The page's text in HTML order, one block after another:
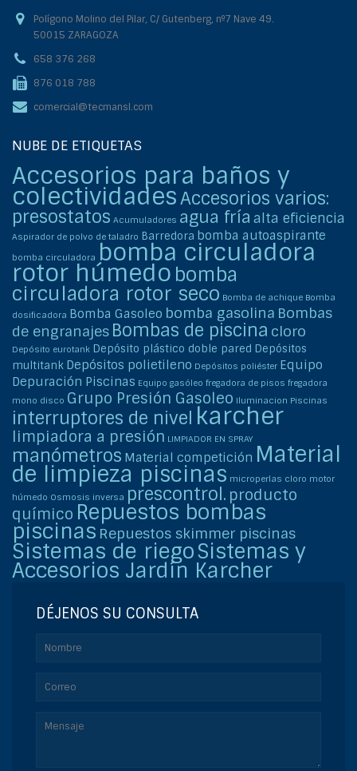
Polígono Molino del Pilar, C/ Gutenberg, nº7 Nave 49.
50015 ZARAGOZA
658 376 268
876 018 788
comercial@tecmansl.com
NUBE DE ETIQUETAS
Accesorios para baños y
colectividadesAccesorios varios:
presostatos Acumuladores agua fría alta eficiencia
Aspirador de polvo de taladro Barredora bomba autoaspirante
bomba circuladora bomba circuladora
rotor húmedo bomba
circuladora rotor seco Bomba de achique Bomba
dosificadora Bomba Gasoleo bomba gasolina Bombas
de engranajes Bombas de piscina cloro
Depósito eurotank Depósito plástico doble pared Depósitos
multitank Depósitos polietileno Depósitos poliéster Equipo
Depuración Piscinas Equipo gasóleo fregadora de pisos fregadora
mono disco Grupo Presión Gasoleo Iluminacion Piscinas
interruptores de nivel karcher
limpiadora a presión LIMPIADOR EN SPRAY
manómetros Material competición Material
de limpieza piscinas microperlas cloro motor
húmedo Osmosis inversa prescontrol. producto
químico Repuestos bombas
piscinas Repuestos skimmer piscinas
Sistemas de riegoSistemas y
Accesorios Jardín Karcher
DÉJENOS SU CONSULTA